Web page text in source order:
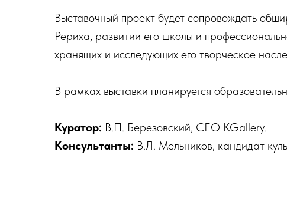
Выставочный проект будет сопровождать
Рериха, развитии его школы и
хранящих и исследующих его творческое
В рамках выставки планируется
Куратор: В.П. Березовский, CEO KGallery.
Консультанты: В.Л. Мельников, кандидат